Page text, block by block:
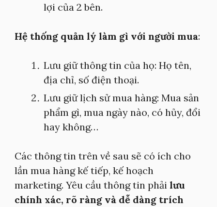
lợi của 2 bên.
Hệ thống quản lý làm gì với người mua:
Lưu giữ thông tin của họ: Họ tên,
địa chỉ, số điện thoại.
Lưu giữ lịch sử mua hàng: Mua sản
phẩm gì, mua ngày nào, có hủy, đổi
hay không…
Các thông tin trên về sau sẽ có ích cho
lần mua hàng kế tiếp, kế hoạch
marketing. Yêu cầu thông tin phải lưu
chính xác, rõ ràng và dễ dàng trích